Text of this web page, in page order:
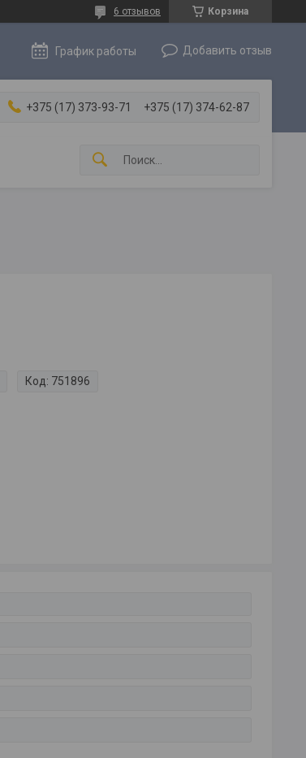
Корзина
6 отзывов
График работы Добавить отзыв
+375 (17) 373-93-71 +375 (17) 374-62-87
Код: 751896